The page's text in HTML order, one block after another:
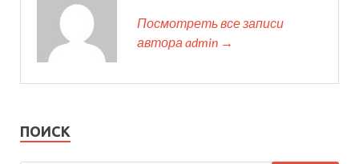
Посмотреть все записи
автора admin →
ПОИСК